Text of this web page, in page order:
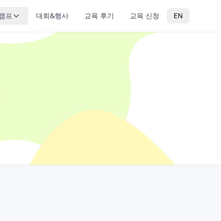
프 대회&행사 교육 후기 교육 신청 EN